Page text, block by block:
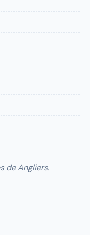
de Angliers.